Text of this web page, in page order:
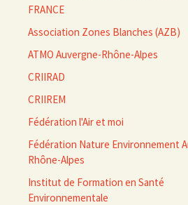
FRANCE
Association Zones Blanches (AZB)
ATMO Auvergne-Rhône-Alpes
CRIIRAD
CRIIREM
Fédération l'Air et moi
Fédération Nature Environnement
Rhône-Alpes
Institut de Formation en Santé
Environnementale